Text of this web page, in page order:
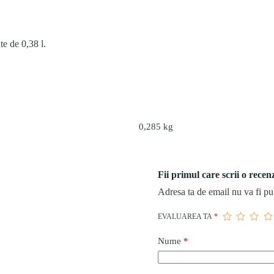
de 0,38 l.
0,285 kg
Fii primul care scrii o
Adresa ta de email nu va fi
EVALUAREA TA *
Nume *